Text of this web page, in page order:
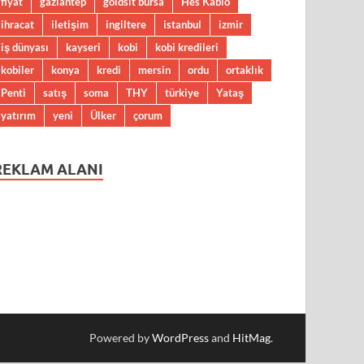
ihracat
iletişim ingiltere istanbul
izmir
iş dünyası
kayseri kobi
kobi kredileri
kobiler
konya kredi mersin ordu
ortaklık
Penti
satış soma THY türkiye
Yataş
yatırım
yeni Ülker çorum
ALANI
Powered byWordPressand HitMag.